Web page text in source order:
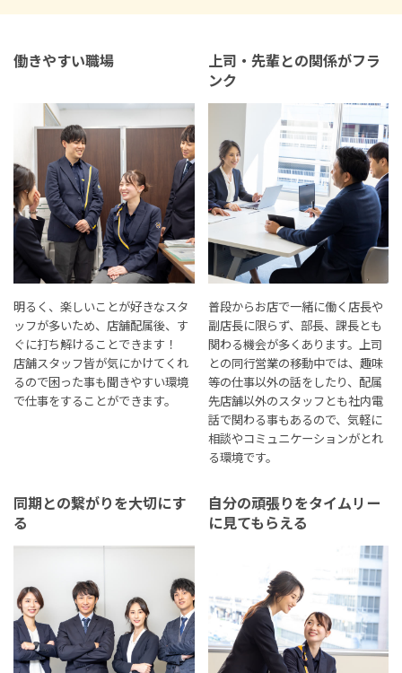
働きやすい職場
明るく、楽しいことが好きなスタ
ッフが多いため、店舗配属後、す
ぐに打ち解けることできます！
店舗スタッフ皆が気にかけてくれ
るので困った事も聞きやすい環境
で仕事をすることができます。
上司・先輩との関係がフラ
ンク
普段からお店で一緒に働く店長や
副店長に限らず、部長、課長とも
関わる機会が多くあります。上司
との同行営業の移動中では、趣味
等の仕事以外の話をしたり、配属
先店舗以外のスタッフとも社内電
話で関わる事もあるので、気軽に
相談やコミュニケーションがとれ
る環境です。
同期との繋がりを大切にす
る
自分の頑張りをタイムリー
に見てもらえる